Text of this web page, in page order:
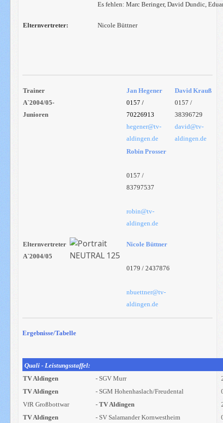
Es fehlen: Marc Beringer, David Dundic,
Elternvertreter: Nicole Büttner
Trainer
A`2004/05-
Junioren
Jan Hegener
0157 /
70226913
hegener@tv-
aldingen.de
David Krauß
0157 /
38396729
david@tv-
aldingen.de
Robin Prosser
0157 /
83797537
robin@tv-
aldingen.de
Elternvertreter
A`2004/05
Nicole Büttner
0179 / 2437876
nbuettner@tv-
aldingen.de
Ergebnisse/Tabelle
Quali - Leistungsstaffel:
TV Aldingen
- SGV Murr
TV Aldingen
- SGM Hohenhaslach/Freudental
VfR Großbottwar
-TV Aldingen
TV Aldingen
- SV Salamander Kornwestheim